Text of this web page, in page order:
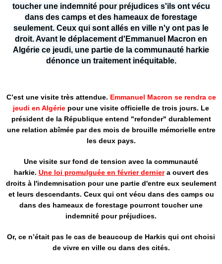
toucher une indemnité pour préjudices s'ils ont vécu
dans des camps et des hameaux de forestage
seulement. Ceux qui sont allés en ville n'y ont pas le
droit. Avant le déplacement d'Emmanuel Macron en
Algérie ce jeudi, une partie de la communauté harkie
dénonce un traitement inéquitable.
C’est une visite très attendue. Emmanuel Macron se rendra ce
jeudi en Algérie pour une visite officielle de trois jours. Le
président de la République entend "refonder" durablement
une relation abîmée par des mois de brouille mémorielle entre
les deux pays.
Une visite sur fond de tension avec la communauté
harkie. Une loi promulguée en février derniera ouvert des
droits à l'indemnisation pour une partie d'entre eux seulement
et leurs descendants. Ceux qui ont vécu dans des camps ou
dans des hameaux de forestage pourront toucher une
indemnité pour préjudices.
Or, ce n’était pas le cas de beaucoup de Harkis qui ont choisi
de vivre en ville ou dans des cités.